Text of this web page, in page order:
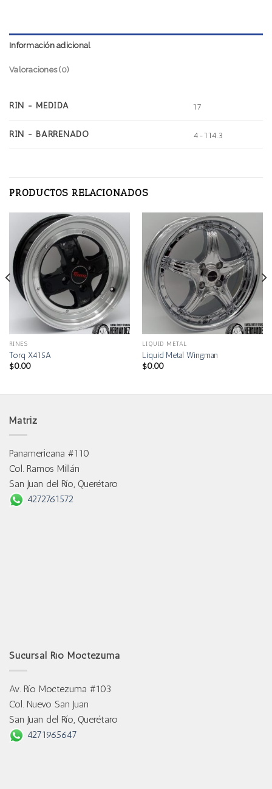
Información adicional
Valoraciones (0)
RIN - MEDIDA 17
RIN - BARRENADO 4-114.3
PRODUCTOS RELACIONADOS
RINES
Torq X415A
$0.00
LIQUID METAL
Liquid Metal Wingman
$0.00
Matriz
Panamericana #110
Col. Ramos Millán
San Juan del Río, Querétaro
4272761572
Sucursal Río Moctezuma
Av. Río Moctezuma #103
Col. Nuevo San Juan
San Juan del Río, Querétaro
4271965647